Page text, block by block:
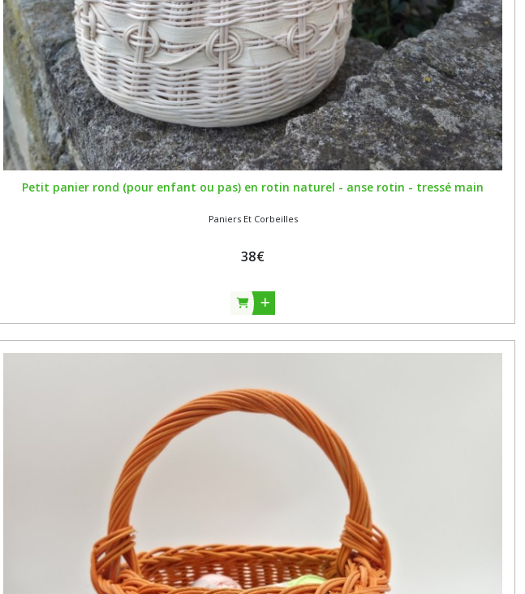
Petit panier rond (pour enfant ou pas) en rotin naturel - anse rotin - tressé main
Paniers Et Corbeilles
38€